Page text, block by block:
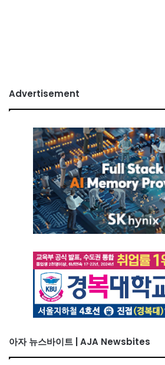
Advertisement
아자 뉴스바이트 | AJA Newsbites